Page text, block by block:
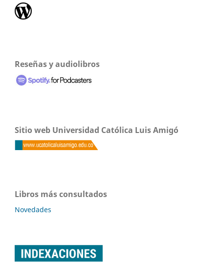
Reseñas y audiolibros
Sitio web Universidad Católica Luis Amigó
Libros más consultados
Novedades